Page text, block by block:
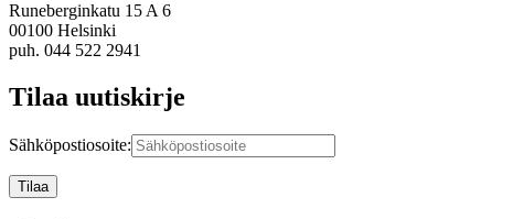
Runeberginkatu 15 A 6
00100 Helsinki
puh. 044 522 2941
Tilaa uutiskirje
Sähköpostiosoite: